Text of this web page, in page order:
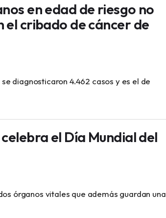
en edad de riesgo no
el cribado de cáncer de
diagnosticaron 4.462 casos y es el de
celebra el Día Mundial del
órganos vitales que además guardan una